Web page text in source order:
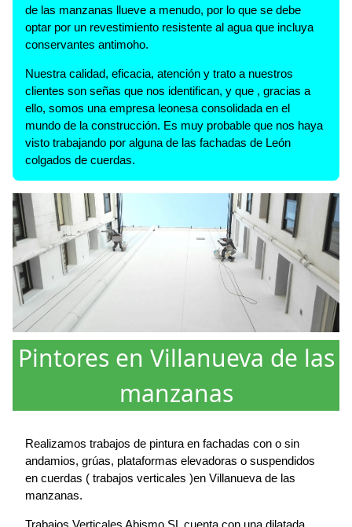
de las manzanas llueve a menudo, por lo que se debe
optar por un revestimiento resistente al agua que incluya
conservantes antimoho.
Nuestra calidad, eficacia, atención y trato a nuestros
clientes son señas que nos identifican, y que , gracias a
ello, somos una empresa leonesa consolidada en el
mundo de la construcción. Es muy probable que nos haya
visto trabajando por alguna de las fachadas de León
colgados de cuerdas.
Pintores en Villanueva de las
manzanas
Realizamos trabajos de pintura en fachadas con o sin
andamios, grúas, plataformas elevadoras o suspendidos
en cuerdas ( trabajos verticales )en Villanueva de las
manzanas.
Trabajos Verticales Abismo SL cuenta con una dilatada